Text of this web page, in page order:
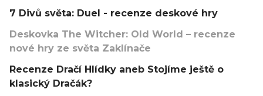
7 Divů světa: Duel - recenze deskové hry
Deskovka The Witcher: Old World – recenze
nové hry ze světa Zaklínače
Recenze Dračí Hlídky aneb Stojíme ještě o
klasický Dračák?